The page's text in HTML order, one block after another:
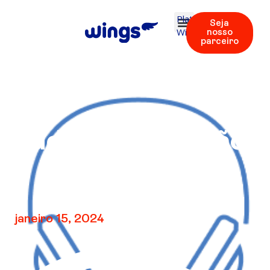
Plataforma
Wings
Seja
nosso
parceiro
Áudio V1 – Revisão
janeiro 15, 2024